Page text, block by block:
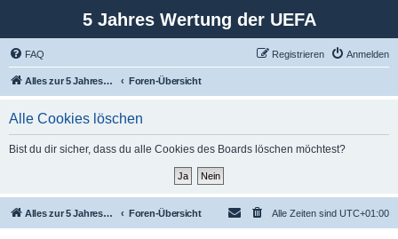
5 Jahres Wertung der UEFA
FAQ Anmelden
Registrieren
Alles zur 5 Jahreswertung / Tabelle der UEFA mit vielen Statistiken. Foren-Übersicht
Alle Cookies löschen
Bist du dir sicher, dass du alle Cookies des Boards löschen möchtest?
Alles zur 5 Jahreswertung / Tabelle der UEFA mit vielen Statistiken. Foren-Übersicht Alle Zeiten sind UTC+01:00